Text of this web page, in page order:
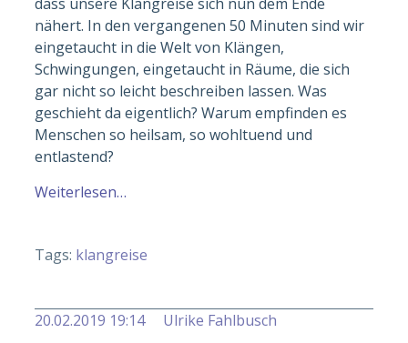
nähert. In den vergangenen 50 Minuten sind wir
eingetaucht in die Welt von Klängen,
Schwingungen, eingetaucht in Räume, die sich
gar nicht so leicht beschreiben lassen. Was
geschieht da eigentlich? Warum empfinden es
Menschen so heilsam, so wohltuend und
entlastend?
Weiterlesen…
Tags: klangreise
20.02.2019 19:14 Ulrike Fahlbusch